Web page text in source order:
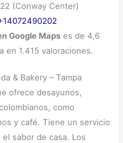
(Conway Center)
Google Mapses de 4,6
en 1.415 valoraciones.
& Bakery – Tampa
ofrece desayunos,
como
y café. Tiene un servicio
sabor de casa. Los